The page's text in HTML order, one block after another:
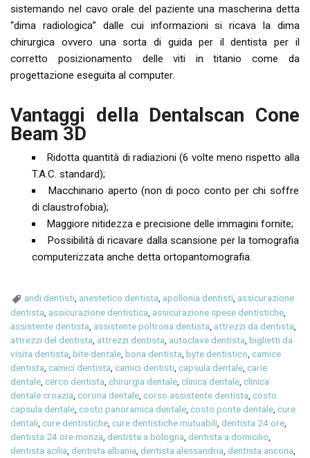
sistemando nel cavo orale del paziente una mascherina detta
“dima radiologica” dalle cui informazioni si ricava la dima
chirurgica ovvero una sorta di guida per il dentista per il
corretto posizionamento delle viti in titanio come da
progettazione eseguita al computer.
Vantaggi della Dentalscan Cone
Beam 3D
Ridotta quantità di radiazioni (6 volte meno rispetto alla
T.A.C. standard);
Macchinario aperto (non di poco conto per chi soffre
di claustrofobia);
Maggiore nitidezza e precisione delle immagini fornite;
Possibilità di ricavare dalla scansione per la tomografia
computerizzata anche detta ortopantomografia.
andi dentisti anestetico dentista apollonia dentisti assicurazione
dentista, assicurazione dentistica, assicurazione spese dentistiche,
assistente dentista, assistente poltrona dentista, attrezzi da dentista,
attrezzi del dentista, attrezzi dentista, autoclave dentista,biglietti da
visita dentista,bite dentale,bona dentista,byte dentistico,camice
dentista,camici dentista,camici dentisti,capsula dentale,carie
dentale,cerco dentista,chirurgia dentale,clinica dentale,clinica
dentale croazia,corona dentale,corso assistente dentista,costo
capsula dentale,costo panoramica dentale,costo ponte dentale,cure
dentali,cure dentistiche,cure dentistiche mutuabili,dentista 24 ore,
dentista 24 ore monza,dentista a bologna,dentista a domicilio,
dentista acilia,dentista albania,dentista alessandria,dentista ancona,